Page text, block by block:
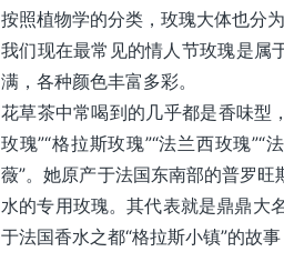
按照植物学的分类，玫瑰大体也分
我们现在最常见的情人节玫瑰是属
满，各种颜色丰富多彩。
花草茶中常喝到的几乎都是香味型
玫瑰”“格拉斯玫瑰”“法兰西玫瑰
薇”。她原产于法国东南部的普罗旺
水的专用玫瑰。其代表就是鼎鼎大
于法国香水之都“格拉斯小镇”的故